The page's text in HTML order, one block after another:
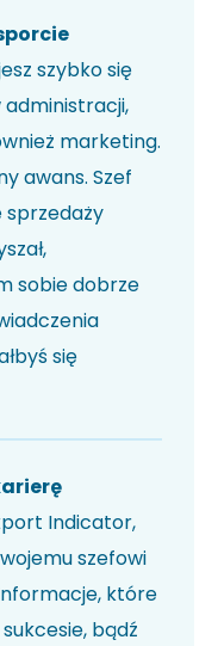
szybko się
administracji,
marketing.
awans. Szef
sprzedaży
sobie dobrze
się
Indicator,
szefowi
które
bądź